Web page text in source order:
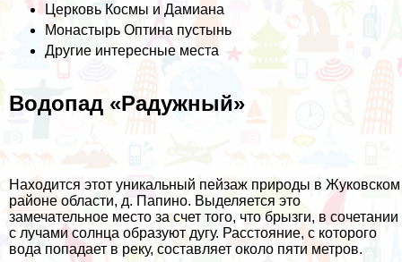
Церковь Космы и Дамиана
Монастырь Оптина пустынь
Другие интересные места
Водопад «Радужный»
Находится этот уникальный пейзаж природы в Жуковском
районе области, д. Папино. Выделяется это
замечательное место за счет того, что брызги, в сочетании
с лучами солнца образуют дугу. Расстояние, с которого
вода попадает в реку, составляет около пяти метров.